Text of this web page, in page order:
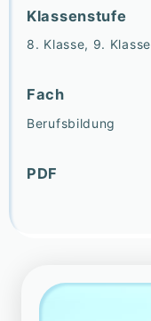
Klassenstufe
8. Klasse, 9. Klasse
Fach
Berufsbildung
PDF